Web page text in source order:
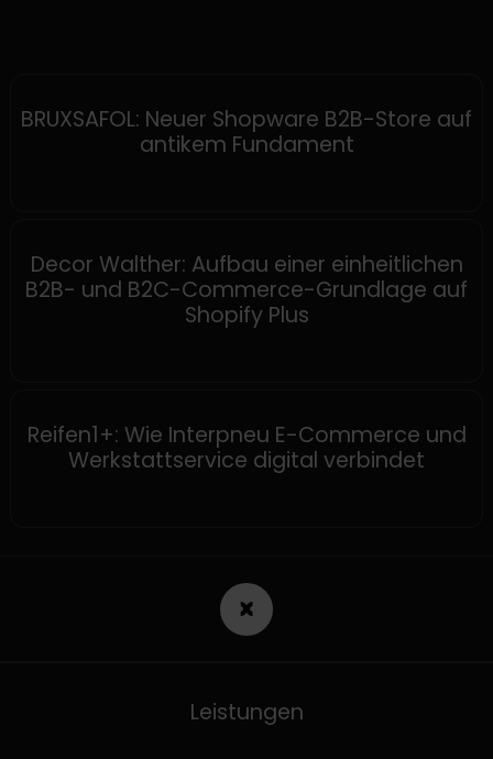
BRUXSAFOL: Neuer Shopware B2B-Store auf
antikem Fundament
Decor Walther: Aufbau einer einheitlichen
B2B- und B2C-Commerce-Grundlage auf
Shopify Plus
Reifen1+: Wie Interpneu E-Commerce und
Werkstattservice digital verbindet
Leistungen